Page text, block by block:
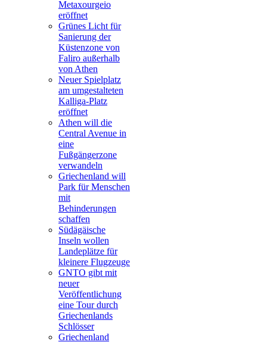
Metaxourgeio
eröffnet
Grünes Licht für
Sanierung der
Küstenzone von
Faliro außerhalb
von Athen
Neuer Spielplatz
am umgestalteten
Kalliga-Platz
eröffnet
Athen will die
Central Avenue in
eine
Fußgängerzone
verwandeln
Griechenland will
Park für Menschen
mit
Behinderungen
schaffen
Südägäische
Inseln wollen
Landeplätze für
kleinere Flugzeuge
GNTO gibt mit
neuer
Veröffentlichung
eine Tour durch
Griechenlands
Schlösser
Griechenland